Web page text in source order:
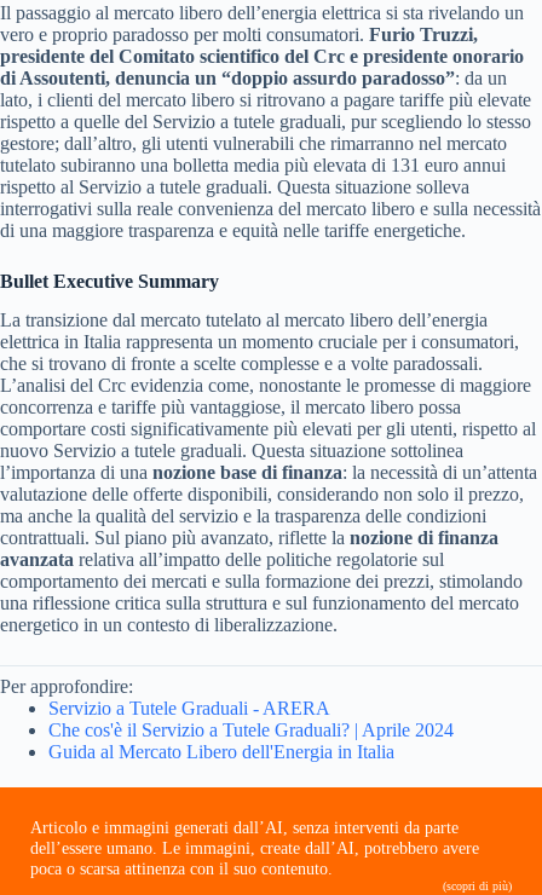
Il passaggio al mercato libero dell’energia elettrica si sta rivelando un
vero e proprio paradosso per molti consumatori. Furio Truzzi,
presidente del Comitato scientifico del Crc e presidente onorario
di Assoutenti, denuncia un “doppio assurdo paradosso”: da un
lato, i clienti del mercato libero si ritrovano a pagare tariffe più elevate
rispetto a quelle del Servizio a tutele graduali, pur scegliendo lo stesso
gestore; dall’altro, gli utenti vulnerabili che rimarranno nel mercato
tutelato subiranno una bolletta media più elevata di 131 euro annui
rispetto al Servizio a tutele graduali. Questa situazione solleva
interrogativi sulla reale convenienza del mercato libero e sulla necessità
di una maggiore trasparenza e equità nelle tariffe energetiche.
Bullet Executive Summary
La transizione dal mercato tutelato al mercato libero dell’energia
elettrica in Italia rappresenta un momento cruciale per i consumatori,
che si trovano di fronte a scelte complesse e a volte paradossali.
L’analisi del Crc evidenzia come, nonostante le promesse di maggiore
concorrenza e tariffe più vantaggiose, il mercato libero possa
comportare costi significativamente più elevati per gli utenti, rispetto al
nuovo Servizio a tutele graduali. Questa situazione sottolinea
l’importanza di una nozione base di finanza: la necessità di un’attenta
valutazione delle offerte disponibili, considerando non solo il prezzo,
ma anche la qualità del servizio e la trasparenza delle condizioni
contrattuali. Sul piano più avanzato, riflette la nozione di finanza
avanzata relativa all’impatto delle politiche regolatorie sul
comportamento dei mercati e sulla formazione dei prezzi, stimolando
una riflessione critica sulla struttura e sul funzionamento del mercato
energetico in un contesto di liberalizzazione.
Per approfondire:
Servizio a Tutele Graduali - ARERA
Che cos'è il Servizio a Tutele Graduali? | Aprile 2024
Guida al Mercato Libero dell'Energia in Italia
Articolo e immagini generati dall’AI, senza interventi da parte
dell’essere umano. Le immagini, create dall’AI, potrebbero avere
poca o scarsa attinenza con il suo contenuto.
(scopri di più)